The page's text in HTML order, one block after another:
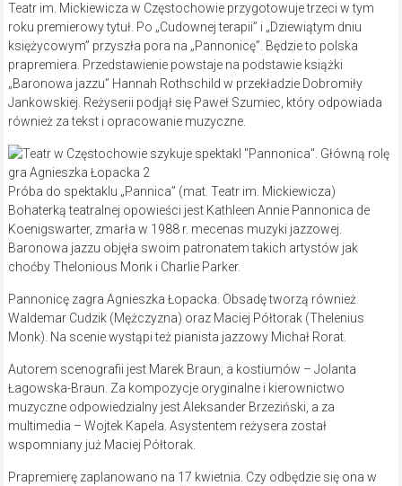
Teatr im. Mickiewicza w Częstochowie przygotowuje trzeci w tym
roku premierowy tytuł. Po „Cudownej terapii” i „Dziewiątym dniu
księżycowym” przyszła pora na „Pannonicę”. Będzie to polska
prapremiera. Przedstawienie powstaje na podstawie książki
„Baronowa jazzu” Hannah Rothschild w przekładzie Dobromiły
Jankowskiej. Reżyserii podjął się Paweł Szumiec, który odpowiada
również za tekst i opracowanie muzyczne.
Próba do spektaklu „Pannica” (mat. Teatr im. Mickiewicza)
Bohaterką teatralnej opowieści jest Kathleen Annie Pannonica de
Koenigswarter, zmarła w 1988 r. mecenas muzyki jazzowej.
Baronowa jazzu objęła swoim patronatem takich artystów jak
choćby Thelonious Monk i Charlie Parker.
Pannonicę zagra Agnieszka Łopacka. Obsadę tworzą również
Waldemar Cudzik (Mężczyzna) oraz Maciej Półtorak (Thelenius
Monk). Na scenie wystąpi też pianista jazzowy Michał Rorat.
Autorem scenografii jest Marek Braun, a kostiumów – Jolanta
Łagowska-Braun. Za kompozycje oryginalne i kierownictwo
muzyczne odpowiedzialny jest Aleksander Brzeziński, a za
multimedia – Wojtek Kapela. Asystentem reżysera został
wspomniany już Maciej Półtorak.
Prapremierę zaplanowano na 17 kwietnia. Czy odbędzie się ona w